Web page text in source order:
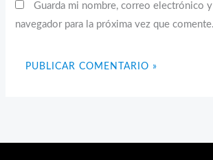
Guarda mi nombre, correo electrónico
navegador para la próxima vez que comente.